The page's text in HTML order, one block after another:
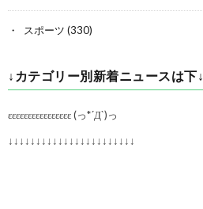
スポーツ (330)
↓カテゴリー別新着ニュースは下↓
εεεεεεεεεεεεεεεε (っ*´Д`)っ
↓↓↓↓↓↓↓↓↓↓↓↓↓↓↓↓↓↓↓↓↓↓↓